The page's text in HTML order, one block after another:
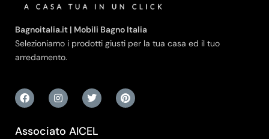
Bagnoitalia.it | Mobili Bagno Italia
Selezioniamo i prodotti giusti per la tua casa ed il tuo
arredamento.
Associato AICEL